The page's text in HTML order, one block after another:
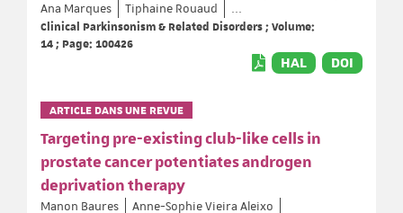
Ana Marques
Tiphaine Rouaud
...
Clinical Parkinsonism & Related Disorders ; Volume:
14 ; Page: 100426
HAL DOI
ARTICLE DANS UNE REVUE
Targeting pre-existing club-like cells in
prostate cancer potentiates androgen
deprivation therapy
Manon Baures
Anne-Sophie Vieira Aleixo